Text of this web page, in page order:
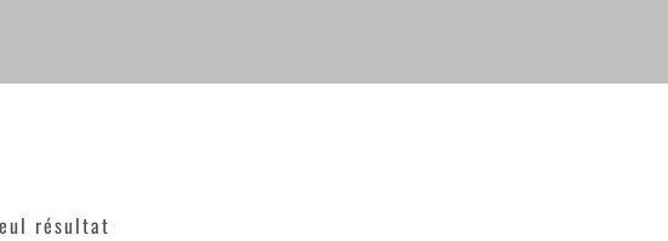
résultat